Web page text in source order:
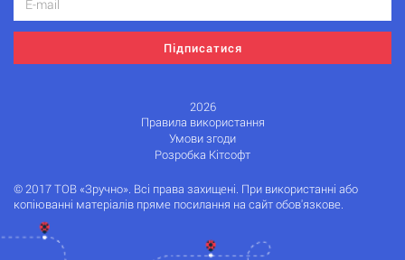
Підписатися
2026
Правила використання
Умови згоди
Розробка Кітсофт
© 2017 ТОВ «Зручно». Всі права захищені. При використанні або
копіюванні матеріалів пряме посилання на сайт обов'язкове.